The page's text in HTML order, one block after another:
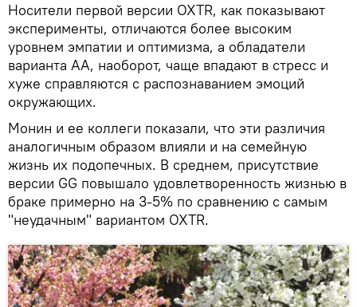
Носители первой версии OXTR, как показывают
эксперименты, отличаются более высоким
уровнем эмпатии и оптимизма, а обладатели
варианта AA, наоборот, чаще впадают в стресс и
хуже справляются с распознаванием эмоций
окружающих.
Монин и ее коллеги показали, что эти различия
аналогичным образом влияли и на семейную
жизнь их подопечных. В среднем, присутствие
версии GG повышало удовлетворенность жизнью в
браке примерно на 3-5% по сравнению с самым
"неудачным" вариантом OXTR.